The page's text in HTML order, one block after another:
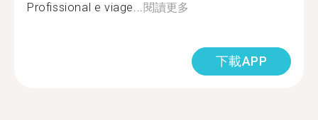
Profissional e viage...閱讀更多
下載APP